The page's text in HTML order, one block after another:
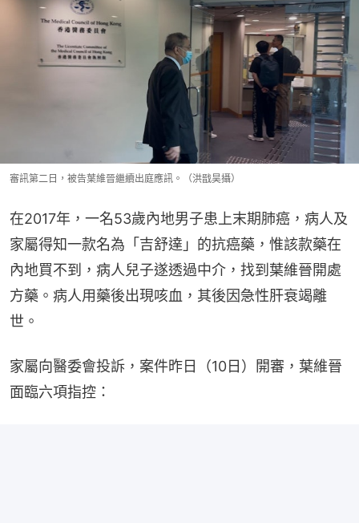
審訊第二日，被告葉維晉繼續出庭應訊。（洪戩昊攝）
在2017年，一名53歲內地男子患上末期肺癌，病人及
家屬得知一款名為「吉舒達」的抗癌藥，惟該款藥在
內地買不到，病人兒子遂透過中介，找到葉維晉開處
方藥。病人用藥後出現咳血，其後因急性肝衰竭離
世。
家屬向醫委會投訴，案件昨日（10日）開審，葉維晉
面臨六項指控：